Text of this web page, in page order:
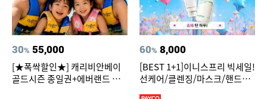
30% 55,000
[★폭싹할인★] 캐리비안베이
골드시즌 종일권+에버랜드 오
60% 8,000
[BEST 1+1]이니스프리 빅세일!
선케어/클렌징/마스크/핸드크